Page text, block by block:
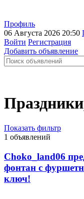
Профиль
06 Августа 2026 20:50
Войти Регистрация
Добавить объявление
Показать фильтр
1 объявлений
Сhoko_land06
фонтан с
ключ!